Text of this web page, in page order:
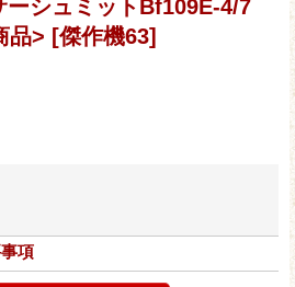
ーシュミットBf109E-4/7
品> [傑作機63]
項